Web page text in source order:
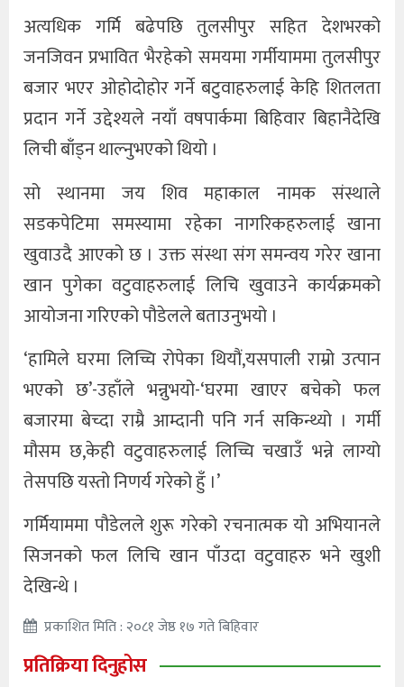
अत्यधिक गर्मि बढेपछि तुलसीपुर सहित देशभरको
जनजिवन प्रभावित भैरहेको समयमा गर्मीयाममा तुलसीपुर
बजार भएर ओहोदोहोर गर्ने बटुवाहरुलाई केहि शितलता
प्रदान गर्ने उद्देश्यले नयाँ वषपार्कमा बिहिवार बिहानैदेखि
लिची बाँड्न थाल्नुभएको थियो ।
सो स्थानमा जय शिव महाकाल नामक संस्थाले
सडकपेटिमा समस्यामा रहेका नागरिकहरुलाई खाना
खुवाउदै आएको छ । उक्त संस्था संग समन्वय गरेर खाना
खान पुगेका वटुवाहरुलाई लिचि खुवाउने कार्यक्रमको
आयोजना गरिएको पौडेलले बताउनुभयो ।
‘हामिले घरमा लिच्चि रोपेका थियौं,यसपाली राम्रो उत्पान
भएको छ’-उहाँले भन्नुभयो-‘घरमा खाएर बचेको फल
बजारमा बेच्दा राम्रै आम्दानी पनि गर्न सकिन्थ्यो । गर्मी
मौसम छ,केही वटुवाहरुलाई लिच्चि चखाउँ भन्ने लाग्यो
तेसपछि यस्तो निणर्य गरेको हुँ ।’
गर्मियाममा पौडेलले शुरू गरेको रचनात्मक यो अभियानले
सिजनको फल लिचि खान पाँउदा वटुवाहरु भने खुशी
देखिन्थे ।
प्रकाशित मिति : २०८१ जेष्ठ १७ गते बिहिवार
प्रतिक्रिया दिनुहोस